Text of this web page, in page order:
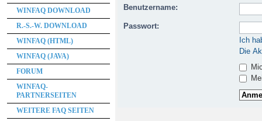
Benutzername:
Passwort:
Ich
Die
WINFAQ DOWNLOAD
R.-S.-W. DOWNLOAD
WINFAQ (HTML)
WINFAQ (JAVA)
FORUM
WINFAQ-
PARTNERSEITEN
WEITERE FAQ SEITEN